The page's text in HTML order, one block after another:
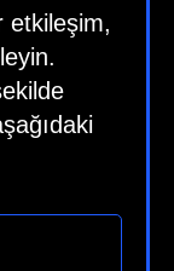
etkileşim,